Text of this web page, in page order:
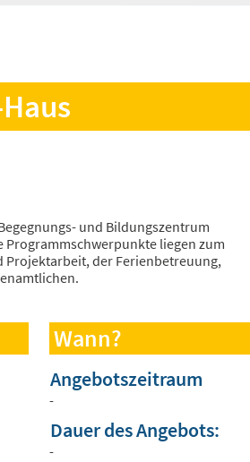
und Bildungszentrum
Programmschwerpunkte liegen zum
Projektarbeit, der Ferienbetreuung,
Wann?
Angebotszeitraum
-
Dauer des Angebots:
-